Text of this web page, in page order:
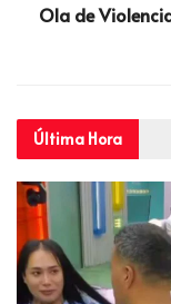
Ola de
Última Hora